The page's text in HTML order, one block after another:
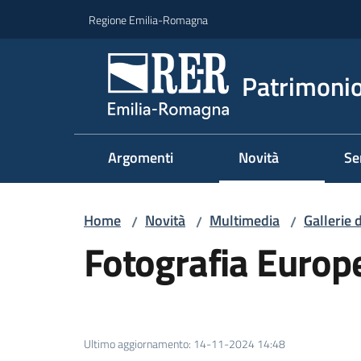
Regione Emilia-Romagna
Argomenti Novità
Home / Novità / Multimedia / Gallerie
Fotografia
Ultimo aggiornamento: 14-11-2024 14:48